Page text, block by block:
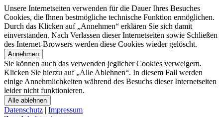
Unsere Internetseiten verwenden für die Dauer Ihres Besuches
Cookies, die Ihnen bestmögliche technische Funktion ermöglichen.
Durch das Klicken auf „Annehmen“ erklären Sie sich damit
einverstanden. Nach Verlassen dieser Internetseiten sowie Schließen
des Internet-Browsers werden diese Cookies wieder gelöscht.
Annehmen
Sie können auch das verwenden jeglicher Cookies verweigern.
Klicken Sie hierzu auf „Alle Ablehnen“. In diesem Fall werden
einige Annehmlichkeiten während des Besuchs dieser Internetseiten
leider nicht funktionieren.
Alle ablehnen
Datenschutz | Impressum